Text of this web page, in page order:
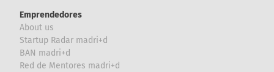
Emprendedores
About us
Startup Radar madri+d
BAN madri+d
Red de Mentores madri+d